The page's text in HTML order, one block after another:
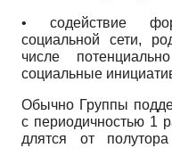
• содействие
социальной сети,
числе
социальные
Обычно Группы
с периодичностью 1
длятся от